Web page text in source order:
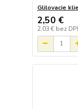
Glilovacie
2,50 €
2,03 € bez